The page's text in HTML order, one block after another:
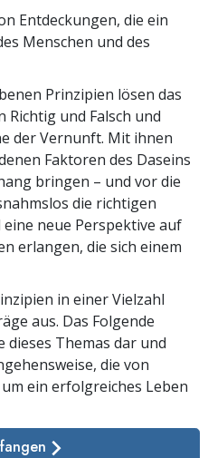
Entdeckungen, die ein
Menschen und des
Prinzipien lösen das
Richtig und Falsch und
der Vernunft. Mit ihnen
Faktoren des Daseins
bringen – und vor die
die richtigen
neue Perspektive auf
erlangen, die sich einem
in einer Vielzahl
aus. Das Folgende
dieses Themas dar und
die von
ein erfolgreiches Leben